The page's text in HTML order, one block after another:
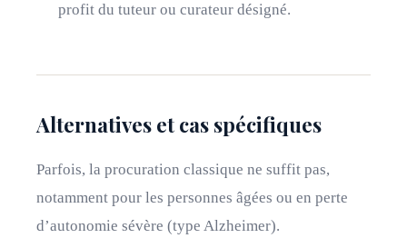
profit du tuteur ou curateur désigné.
Alternatives et cas spécifiques
Parfois, la procuration classique ne suffit pas,
notamment pour les personnes âgées ou en perte
d’autonomie sévère (type Alzheimer).